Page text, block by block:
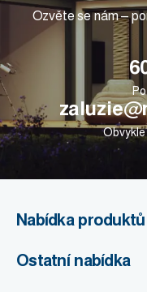
Ozvěte se nám –
Nabídka produktů
Ostatní nabídka